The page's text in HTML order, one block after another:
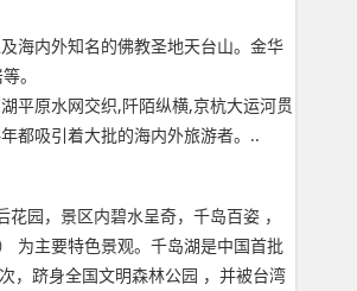
海内外知名的佛教圣地天台山。金华
。
平原水网交织,阡陌纵横,京杭大运河贯
都吸引着大批的海内外旅游者。..
花园，景区内碧水呈奇，千岛百姿 ，
为主要特色景观。千岛湖是中国首批
，跻身全国文明森林公园 ，并被台湾